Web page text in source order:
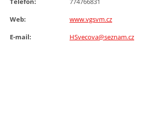
Web:
www.vgsvm.cz
E-mail:
HSvecova@seznam.cz